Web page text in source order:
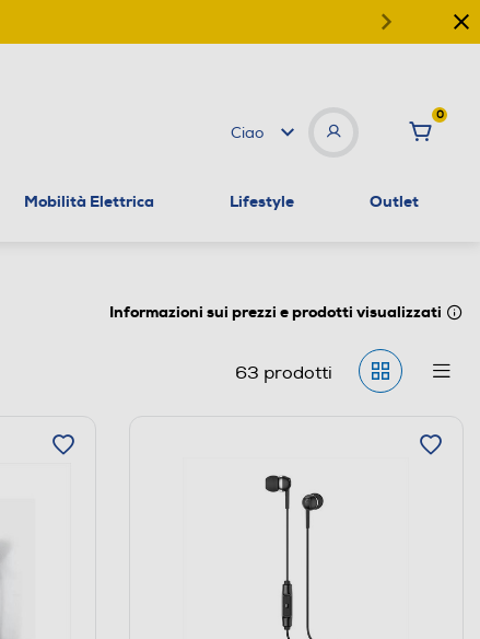
Ciao
0
Mobilità Elettrica Lifestyle Outlet
Informazioni sui prezzi e prodotti visualizzati
63 prodotti